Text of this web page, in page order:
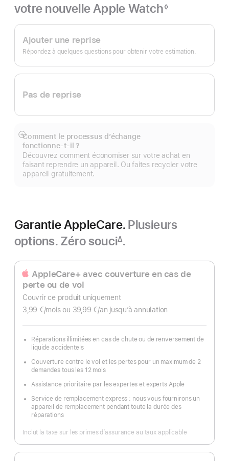
votre nouvelle Apple Watch
de
page
◊
Apple
Trade In.
Ajouter une reprise
Répondez à quelques questions pour obtenir votre estimation.
Pas de reprise
Comment le processus d’échange
fonctionne‑t‑il ?
Découvrez comment économiser sur votre achat en
faisant reprendre un appareil. Ou faites recycler votre
appareil gratuitement.
Afficher
plus
Garantie AppleCare. Plusieurs
options. Zéro souci
de
bas
page
∆.
AppleCare+ avec couverture en cas de
perte ou de vol
Couvrir ce produit uniquement
3,99 €/moispar
ou 39,99 €/an par
jusqu’à annulation
Réparations illimitées en cas de chute ou de renversement de
liquide accidentels
Couverture contre le vol et les pertes pour un maximum de 2
demandes tous les 12 mois
Assistance prioritaire par les expertes et experts Apple
Service de remplacement express : nous vous fournirons un
appareil de remplacement pendant toute la durée des
réparations
Inclut la taxe sur les primes d’assurance au taux applicable